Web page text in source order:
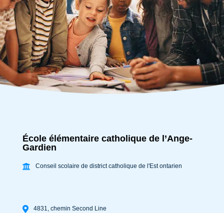
École élémentaire catholique de l’Ange-
Gardien
Conseil scolaire de district catholique de l'Est ontarien
4831, chemin Second Line